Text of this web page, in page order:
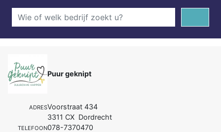
Puur geknipt
ADRESVoorstraat 434
3311 CX Dordrecht
TELEFOON078-7370470